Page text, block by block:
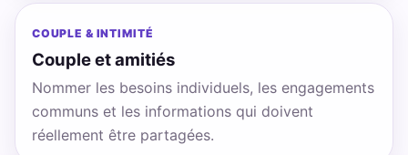
COUPLE & INTIMITÉ
Couple et amitiés
Nommer les besoins individuels, les engagements
communs et les informations qui doivent
réellement être partagées.